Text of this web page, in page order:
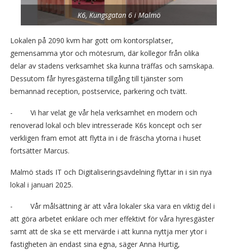
K6, Kungsgatan 6 i Malmö
Lokalen på 2090 kvm har gott om kontorsplatser,
gemensamma ytor och mötesrum, där kollegor från olika
delar av stadens verksamhet ska kunna träffas och samskapa.
Dessutom får hyresgästerna tillgång till tjänster som
bemannad reception, postservice, parkering och tvätt.
- Vi har velat ge vår hela verksamhet en modern och
renoverad lokal och blev intresserade K6s koncept och ser
verkligen fram emot att flytta in i de fräscha ytorna i huset
fortsätter Marcus.
Malmö stads IT och Digitaliseringsavdelning flyttar in i sin nya
lokal i januari 2025.
- Vår målsättning är att våra lokaler ska vara en viktig del i
att göra arbetet enklare och mer effektivt för våra hyresgäster
samt att de ska se ett mervärde i att kunna nyttja mer ytor i
fastigheten än endast sina egna, säger Anna Hurtig,